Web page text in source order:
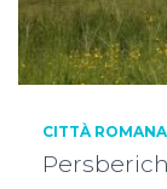
CITTÀ ROMANA